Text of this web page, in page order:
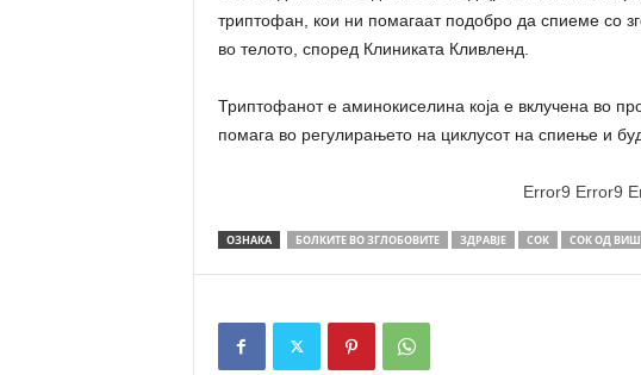
триптофан, кои ни помагаат подобро да спиеме со
во телото, според Клиниката Кливленд.
Триптофанот е аминокиселина која е вклучена во
помага во регулирањето на циклусот на спиење и
Error9 Error9
ОЗНАКА БОЛКИТЕ ВО ЗГЛОБОВИТЕ ЗДРАВЈЕ СОК СОК ОД